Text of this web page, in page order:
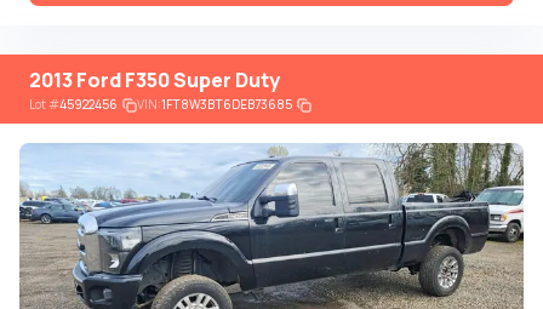
2013 Ford F350 Super Duty
Lot#45922456 VIN:1FT8W3BT6DEB73685